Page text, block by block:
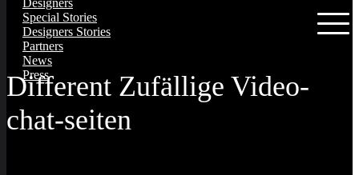
Designers
Special Stories
Designers Stories
Partners
News
Press
Different Zufällige Video-
chat-seiten